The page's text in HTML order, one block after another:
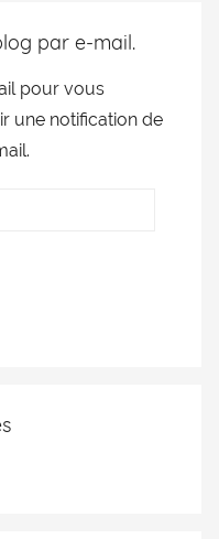
par e-mail.
pour vous
une notification de